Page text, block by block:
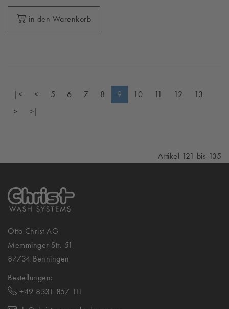
in den Warenkorb
|< < 5 6 7 8 9 10 11 12
13
>
>|
Artikel 121 bis 135
Otto Christ AG
Memminger Str. 51
87734 Benningen
Bestellungen:
+49 8331 857 111